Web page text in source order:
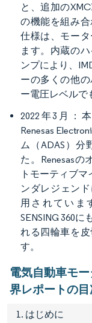
と、追加の
の機能を組み合
仕様は、モー
ます。内蔵の
ンプにより、
ーの多くの他
ー電圧レベルで
2022年3月：
Renesas
ム（ADAS）分
た。Renesasの
トモーティブ
ンダレジェン
用されていま
SENSING 360
れる四輪車を
す。
電気自動車モ
界レポートの目
1. はじめに